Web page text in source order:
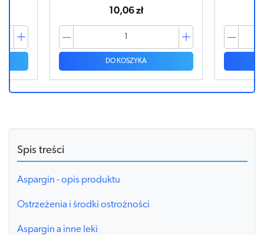
10,06 zł
DO KOSZYKA
Spis treści
Aspargin - opis produktu
Ostrzeżenia i środki ostrożności
Aspargin a inne leki